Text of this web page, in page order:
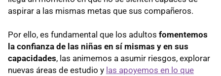
aspirar a las mismas metas que sus compañeros.
Por ello, es fundamental que los adultos fomentemos
la confianza de las niñas en sí mismas y en sus
capacidades, las animemos a asumir riesgos, explorar
nuevas áreas de estudio y las apoyemos en lo que